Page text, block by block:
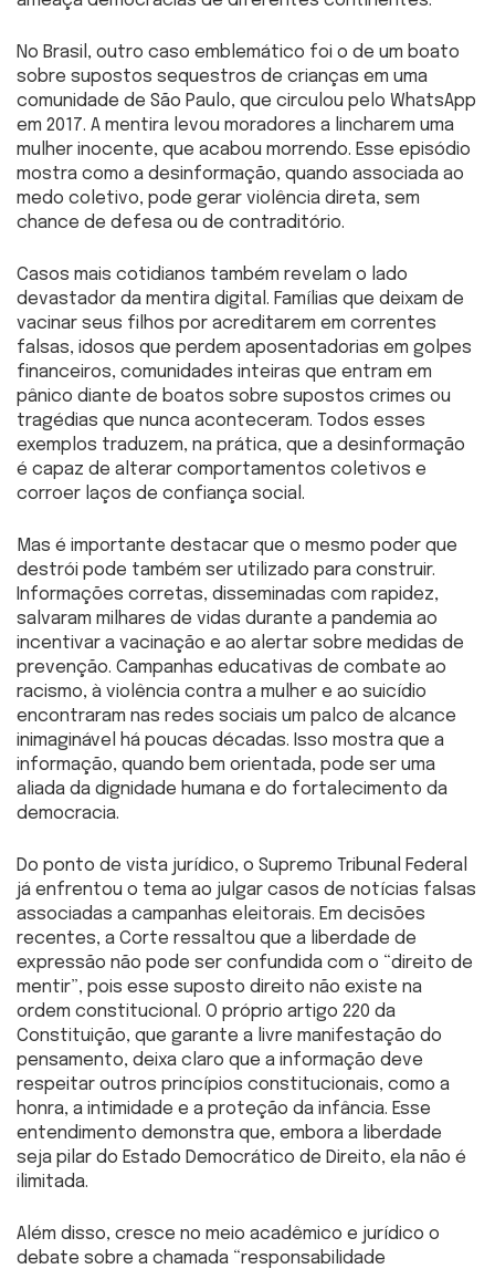
No Brasil, outro caso emblemático foi o de um boato
sobre supostos sequestros de crianças em uma
comunidade de São Paulo, que circulou pelo WhatsApp
em 2017. A mentira levou moradores a lincharem uma
mulher inocente, que acabou morrendo. Esse episódio
mostra como a desinformação, quando associada ao
medo coletivo, pode gerar violência direta, sem
chance de defesa ou de contraditório.
Casos mais cotidianos também revelam o lado
devastador da mentira digital. Famílias que deixam de
vacinar seus filhos por acreditarem em correntes
falsas, idosos que perdem aposentadorias em golpes
financeiros, comunidades inteiras que entram em
pânico diante de boatos sobre supostos crimes ou
tragédias que nunca aconteceram. Todos esses
exemplos traduzem, na prática, que a desinformação
é capaz de alterar comportamentos coletivos e
corroer laços de confiança social.
Mas é importante destacar que o mesmo poder que
destrói pode também ser utilizado para construir.
Informações corretas, disseminadas com rapidez,
salvaram milhares de vidas durante a pandemia ao
incentivar a vacinação e ao alertar sobre medidas de
prevenção. Campanhas educativas de combate ao
racismo, à violência contra a mulher e ao suicídio
encontraram nas redes sociais um palco de alcance
inimaginável há poucas décadas. Isso mostra que a
informação, quando bem orientada, pode ser uma
aliada da dignidade humana e do fortalecimento da
democracia.
Do ponto de vista jurídico, o Supremo Tribunal Federal
já enfrentou o tema ao julgar casos de notícias falsas
associadas a campanhas eleitorais. Em decisões
recentes, a Corte ressaltou que a liberdade de
expressão não pode ser confundida com o “direito de
mentir”, pois esse suposto direito não existe na
ordem constitucional. O próprio artigo 220 da
Constituição, que garante a livre manifestação do
pensamento, deixa claro que a informação deve
respeitar outros princípios constitucionais, como a
honra, a intimidade e a proteção da infância. Esse
entendimento demonstra que, embora a liberdade
seja pilar do Estado Democrático de Direito, ela não é
ilimitada.
Além disso, cresce no meio acadêmico e jurídico o
debate sobre a chamada “responsabilidade